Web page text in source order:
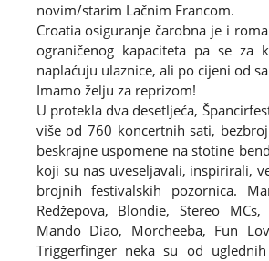
novim/starim Lačnim Francom.
Croatia osiguranje čarobna je i
ograničenog kapaciteta pa se za
naplaćuju ulaznice, ali po cijeni od
Imamo želju za reprizom!
U protekla dva desetljeća,
više od 760 koncertnih sati,
beskrajne uspomene na stotine
koji su nas uveseljavali, inspirirali,
brojnih festivalskih pozornica.
Redžepova, Blondie, Stereo MCs,
Mando Diao, Morcheeba, Fun
Triggerfinger neka su od